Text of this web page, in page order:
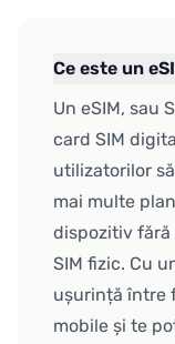
Ce este un
Un eSIM, sau
card SIM
utilizatorilor
mai multe
dispozitiv fără
SIM fizic. Cu
ușurință între
mobile și te